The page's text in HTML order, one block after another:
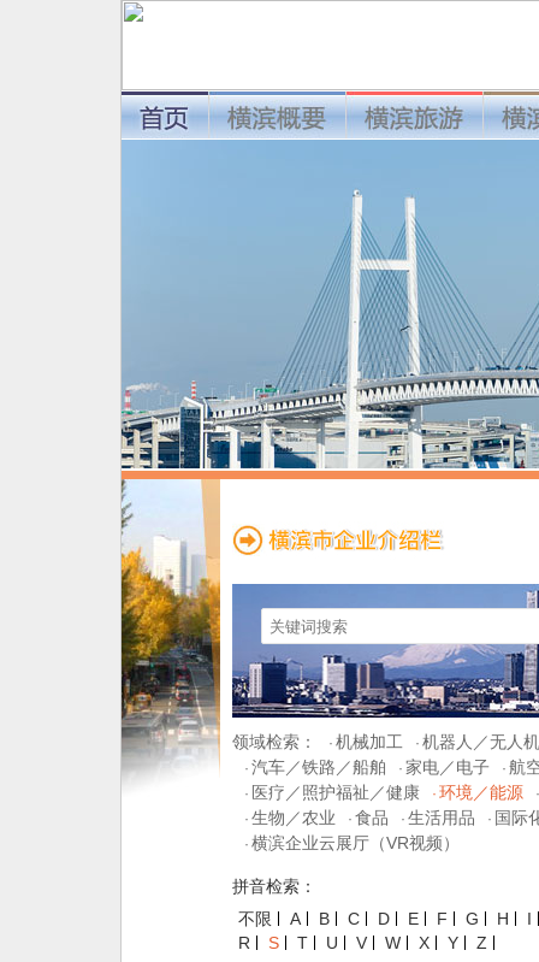
领域检索： · 机械加工 · 机器人／无人机
· 汽车／铁路／船舶 · 家电／电子 · 航
· 医疗／照护福祉／健康 · 环境／能源
·
· 生物／农业 · 食品 · 生活用品 · 国际
· 横滨企业云展厅（VR视频）
拼音检索：
不限
A B C D E F G H
I
R
S T U V W X Y Z